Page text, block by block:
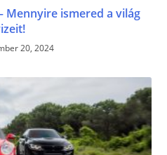
Mennyire ismered a világ
20, 2024